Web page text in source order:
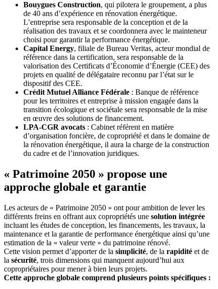
Bouygues Construction, qui pilotera le groupement, a plus
de 40 ans d’expérience en rénovation énergétique.
L’entreprise sera responsable de la conception et de la
réalisation des travaux et se coordonnera avec le mainteneur
choisi pour garantir la performance énergétique.
Capital Energy, filiale de Bureau Veritas, acteur mondial de
référence dans la certification, sera responsable de la
valorisation des Certificats d’Économie d’Énergie (CEE) des
projets en qualité de délégataire reconnu par l’état sur le
dispositif des CEE.
Crédit Mutuel Alliance Fédérale : Banque de référence
pour les territoires et entreprise à mission engagée dans la
transition écologique et sociétale sera responsable de la mise
en œuvre des solutions de financement.
LPA-CGR avocats : Cabinet référent en matière
d’organisation foncière, de copropriété et dans le domaine de
la rénovation énergétique, il aura la charge de la construction
du cadre et de l’innovation juridiques.
« Patrimoine 2050 » propose une
approche globale et garantie
Les acteurs de « Patrimoine 2050 » ont pour ambition de lever les
différents freins en offrant aux copropriétés une solution intégrée
incluant les études de conception, les financements, les travaux, la
maintenance et la garantie de performance énergétique ainsi qu’une
estimation de la « valeur verte » du patrimoine rénové.
Cette vision permet d’apporter de la simplicité, de la rapidité et de
la sécurité, trois dimensions qui manquent aujourd’hui aux
copropriétaires pour mener à bien leurs projets.
Cette approche globale comprend plusieurs points spécifiques :